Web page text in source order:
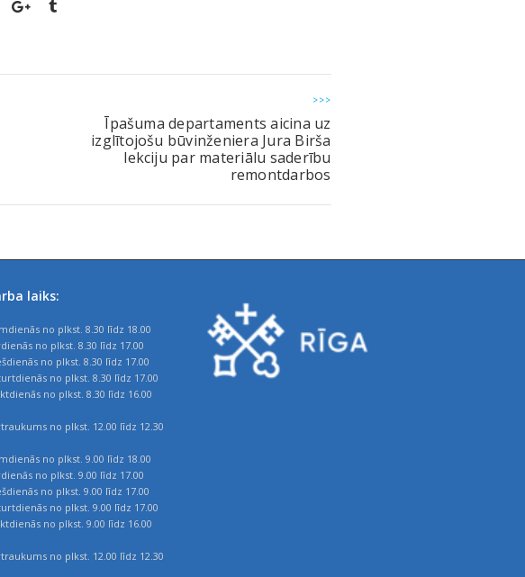
>>>
Īpašuma departaments aicina uz
izglītojošu būvinženiera Jura Birša
lekciju par materiālu saderību
remontdarbos
laiks:
no plkst. 8.30 līdz 18.00
no plkst. 8.30 līdz 17.00
no plkst. 8.30 līdz 17.00
no plkst. 8.30 līdz 17.00
no plkst. 8.30 līdz 16.00
no plkst. 12.00 līdz 12.30
no plkst. 9.00 līdz 18.00
no plkst. 9.00 līdz 17.00
no plkst. 9.00 līdz 17.00
no plkst. 9.00 līdz 17.00
no plkst. 9.00 līdz 16.00
no plkst. 12.00 līdz 12.30